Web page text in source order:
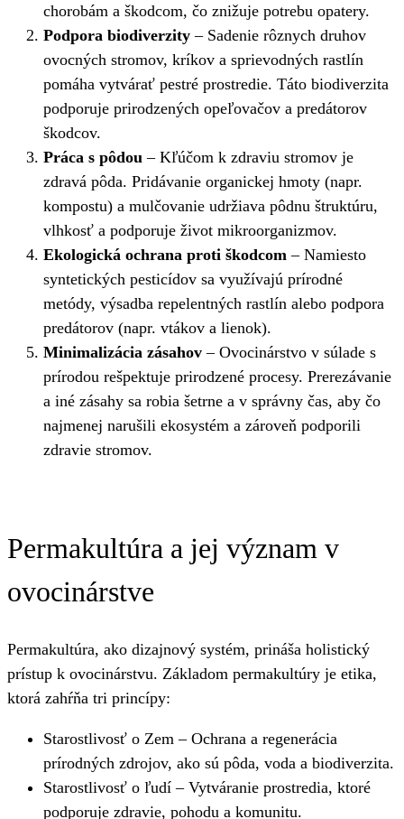
chorobám a škodcom, čo znižuje potrebu opatery.
Podpora biodiverzity – Sadenie rôznych druhov
ovocných stromov, kríkov a sprievodných rastlín
pomáha vytvárať pestré prostredie. Táto biodiverzita
podporuje prirodzených opeľovačov a predátorov
škodcov.
Práca s pôdou – Kľúčom k zdraviu stromov je
zdravá pôda. Pridávanie organickej hmoty (napr.
kompostu) a mulčovanie udržiava pôdnu štruktúru,
vlhkosť a podporuje život mikroorganizmov.
Ekologická ochrana proti škodcom – Namiesto
syntetických pesticídov sa využívajú prírodné
metódy, výsadba repelentných rastlín alebo podpora
predátorov (napr. vtákov a lienok).
Minimalizácia zásahov – Ovocinárstvo v súlade s
prírodou rešpektuje prirodzené procesy. Prerezávanie
a iné zásahy sa robia šetrne a v správny čas, aby čo
najmenej narušili ekosystém a zároveň podporili
zdravie stromov.
Permakultúra a jej význam v
ovocinárstve
Permakultúra, ako dizajnový systém, prináša holistický
prístup k ovocinárstvu. Základom permakultúry je etika,
ktorá zahŕňa tri princípy:
Starostlivosť o Zem – Ochrana a regenerácia
prírodných zdrojov, ako sú pôda, voda a biodiverzita.
Starostlivosť o ľudí – Vytváranie prostredia, ktoré
podporuje zdravie, pohodu a komunitu.